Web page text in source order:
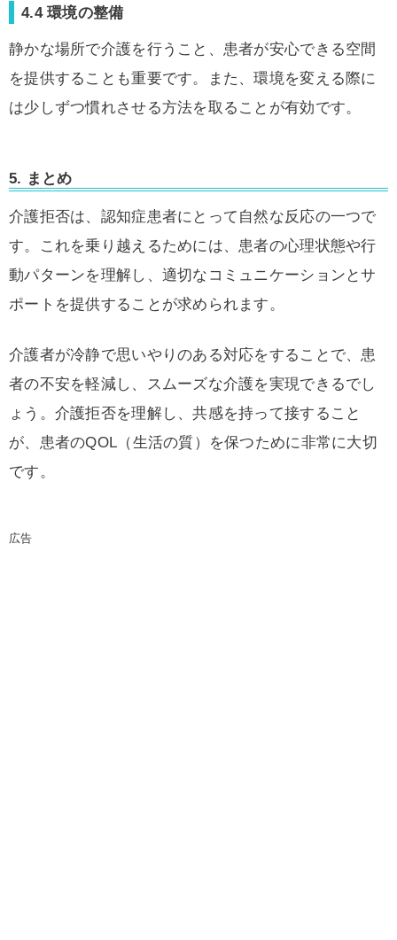
4.4 環境の整備
静かな場所で介護を行うこと、患者が安心できる空間
を提供することも重要です。また、環境を変える際に
は少しずつ慣れさせる方法を取ることが有効です。
5. まとめ
介護拒否は、認知症患者にとって自然な反応の一つで
す。これを乗り越えるためには、患者の心理状態や行
動パターンを理解し、適切なコミュニケーションとサ
ポートを提供することが求められます。
介護者が冷静で思いやりのある対応をすることで、患
者の不安を軽減し、スムーズな介護を実現できるでし
ょう。介護拒否を理解し、共感を持って接すること
が、患者のQOL（生活の質）を保つために非常に大切
です。
広告